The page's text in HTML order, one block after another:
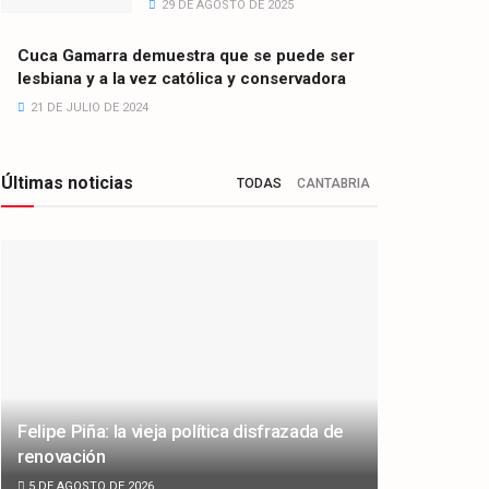
29 DE AGOSTO DE 2025
Cuca Gamarra demuestra que se puede ser
lesbiana y a la vez católica y conservadora
21 DE JULIO DE 2024
Últimas noticias TODAS CANTABRIA
Felipe Piña: la vieja política disfrazada de
renovación
5 DE AGOSTO DE 2026